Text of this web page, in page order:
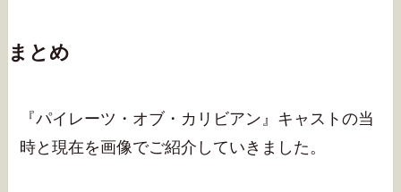
まとめ
『パイレーツ・オブ・カリビアン』キャストの当
時と現在を画像でご紹介していきました。